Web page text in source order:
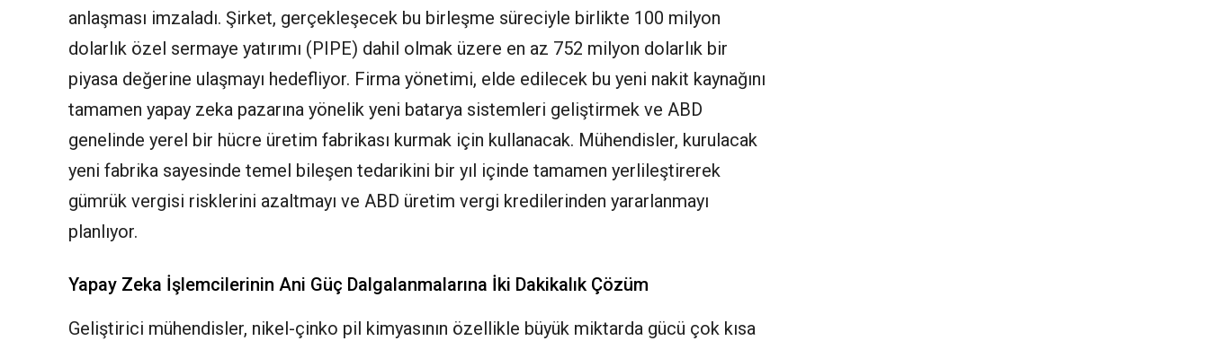
anlaşması imzaladı. Şirket, gerçekleşecek bu birleşme süreciyle birlikte 100 milyon
dolarlık özel sermaye yatırımı (PIPE) dahil olmak üzere en az 752 milyon dolarlık bir
piyasa değerine ulaşmayı hedefliyor. Firma yönetimi, elde edilecek bu yeni nakit kaynağını
tamamen yapay zeka pazarına yönelik yeni batarya sistemleri geliştirmek ve ABD
genelinde yerel bir hücre üretim fabrikası kurmak için kullanacak. Mühendisler, kurulacak
yeni fabrika sayesinde temel bileşen tedarikini bir yıl içinde tamamen yerlileştirerek
gümrük vergisi risklerini azaltmayı ve ABD üretim vergi kredilerinden yararlanmayı
planlıyor.
Yapay Zeka İşlemcilerinin Ani Güç Dalgalanmalarına İki Dakikalık Çözüm
Geliştirici mühendisler, nikel-çinko pil kimyasının özellikle büyük miktarda gücü çok kısa